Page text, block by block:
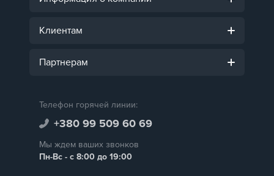
Клиентам
Партнерам
Телефон горячей линии:
+380 99 509 60 69
Мы ждем ваших звонков
Пн-Вс - с 8:00 до 19:00